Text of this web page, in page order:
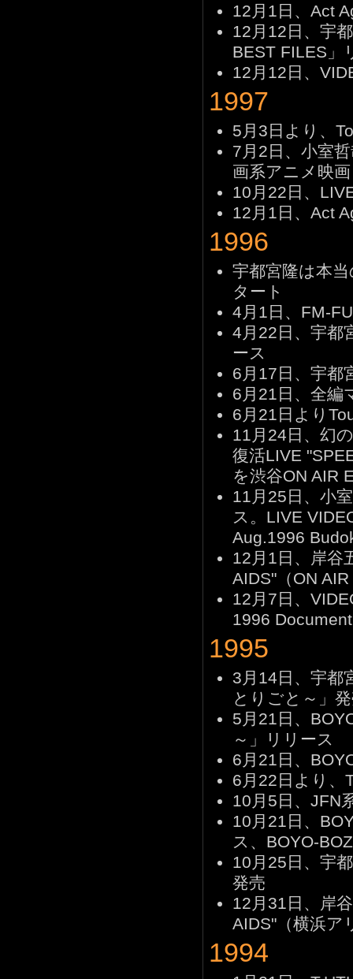
12月1日、Act
12月12日、宇
BEST FILES」
12月12日、
1997
5月3日より、
7月2日、小室
画系アニメ映
10月22日、
12月1日、Act
1996
宇都宮隆は本
タート
4月1日、FM-
4月22日、宇都
ース
6月17日、宇都
6月21日、全編
6月21日より
11月24日、幻
復活LIVE
を渋谷ON AIR
11月25日、小
ス。LIVE
Aug.1996
12月1日、岸谷
AIDS"（ON
12月7日、
1996
1995
3月14日、宇都
とりごと～」
5月21日、
～」リリース
6月21日、
6月22日より、
10月5日、JFN
10月21日、
ス、BOYO-
10月25日、宇
発売
12月31日、岸
AIDS"（横浜ア
1994